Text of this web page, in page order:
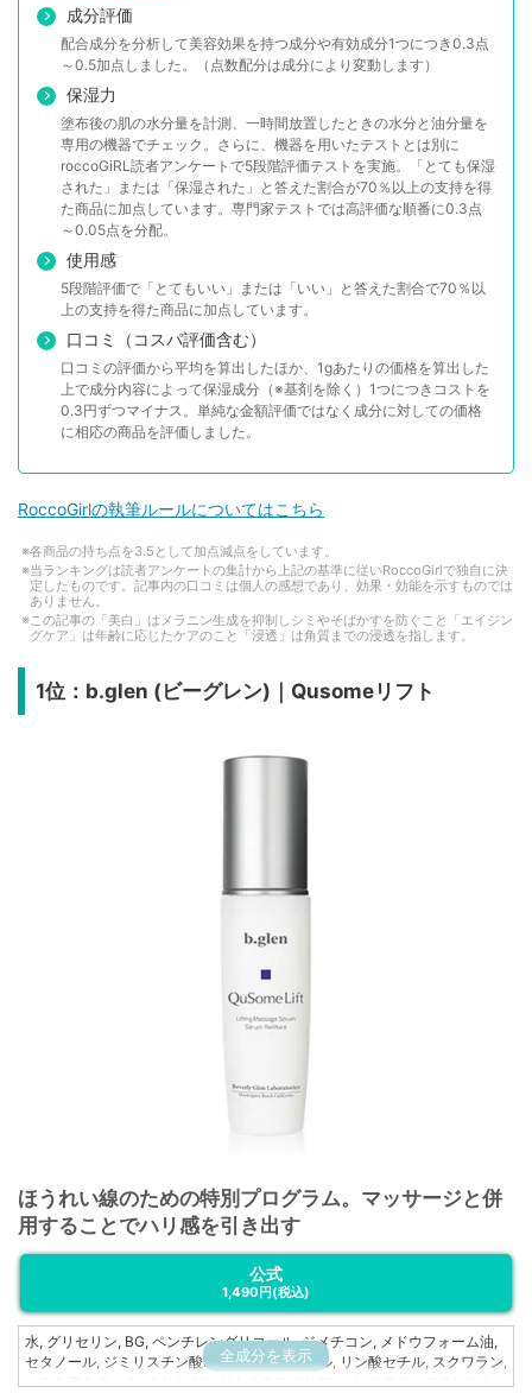
成分評価
配合成分を分析して美容効果を持つ成分や有効成分1つにつき0.3点
～0.5加点しました。（点数配分は成分により変動します）
保湿力
塗布後の肌の水分量を計測、一時間放置したときの水分と油分量を
専用の機器でチェック。さらに、機器を用いたテストとは別に
roccoGiRL読者アンケートで5段階評価テストを実施。「とても保湿
された」または「保湿された」と答えた割合が70％以上の支持を得
た商品に加点しています。専門家テストでは高評価な順番に0.3点
～0.05点を分配。
使用感
5段階評価で「とてもいい」または「いい」と答えた割合で70％以
上の支持を得た商品に加点しています。
口コミ（コスパ評価含む）
口コミの評価から平均を算出したほか、1gあたりの価格を算出した
上で成分内容によって保湿成分（※基剤を除く）1つにつきコストを
0.3円ずつマイナス。単純な金額評価ではなく成分に対しての価格
に相応の商品を評価しました。
RoccoGirlの執筆ルールについてはこちら
各商品の持ち点を3.5として加点減点をしています。
当ランキングは読者アンケートの集計から上記の基準に従いRoccoGirlで独自に決
定したものです。記事内の口コミは個人の感想であり、効果・効能を示すものでは
ありません。
この記事の「美白」はメラニン生成を抑制しシミやそばかすを防ぐこと「エイジン
グケア」は年齢に応じたケアのこと「浸透」は角質までの浸透を指します。
1位：b.glen (ビーグレン)｜Qusomeリフト
ほうれい線のための特別プログラム。マッサージと併
用することでハリ感を引き出す
公式
1,490円(税込)
全成分を表示
水, グリセリン, BG, ペンチレングリコール, ジメチコン, メドウフォーム油,
セタノール, ジミリスチン酸PEG－12グリセリル, リン酸セチル, スクワラン,
バチルアルコール, キサンタンガムクロスポリマー, ヒドロキシプロピルシ